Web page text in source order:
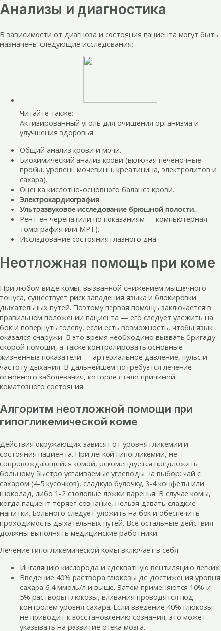
Анализы и диагностика
В зависимости от диагноза и состояния пациента могут быть
назначены следующие исследования:
Читайте также:
Активированный уголь для очищения организма и
улучшения здоровья
Общий анализ крови и мочи.
Биохимический анализ крови (включая печеночные
пробы, уровень мочевины, креатинина, электролитов и
сахара).
Оценка кислотно-основного баланса крови.
Электрокардиография.
Ультразвуковое исследование брюшной полости.
Рентген черепа (или по показаниям — компьютерная
томография или МРТ).
Исследование состояния глазного дна.
Неотложная помощь при коме
При любом виде комы, вызванной снижением мышечного
тонуса, существует риск западения языка и блокировки
дыхательных путей. Поэтому первая помощь заключается в
правильном положении пациента — его следует уложить на
бок и повернуть голову, если есть возможность, чтобы язык
оказался снаружи. В это время необходимо вызвать бригаду
скорой помощи, а также контролировать основные
жизненные показатели — артериальное давление, пульс и
частоту дыхания. В дальнейшем потребуется лечение
основного заболевания, которое стало причиной
коматозного состояния.
Алгоритм неотложной помощи при
гипогликемической коме
Действия окружающих зависят от уровня гликемии и
состояния пациента. При легкой гипогликемии, не
сопровождающейся комой, рекомендуется предложить
больному быстро усваиваемые углеводы на выбор: чай с
сахаром (4-5 кусочков), сладкую булочку, 3-4 конфеты или
шоколад, либо 1-2 столовые ложки варенья. В случае комы,
когда пациент теряет сознание, нельзя давать сладкие
напитки. Больного следует уложить на бок и обеспечить
проходимость дыхательных путей. Все остальные действия
должны выполнять медицинские работники.
Лечение гипогликемической комы включает в себя:
Ингаляцию кислорода и адекватную вентиляцию легких.
Введение 40% раствора глюкозы до достижения уровня
сахара 6,4 ммоль/л и выше. Затем применяются 10% и
5% растворы глюкозы, вливания проводятся под
контролем уровня сахара. Если введение 40% глюкозы
не приводит к восстановлению сознания, это может
указывать на развитие отека мозга.